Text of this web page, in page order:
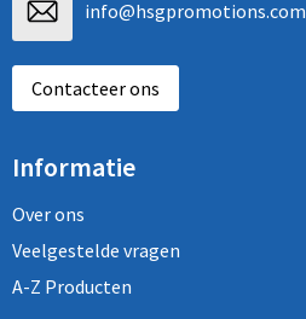
info@hsgpromotions.com
Contacteer ons
Informatie
Over ons
Veelgestelde vragen
A-Z Producten